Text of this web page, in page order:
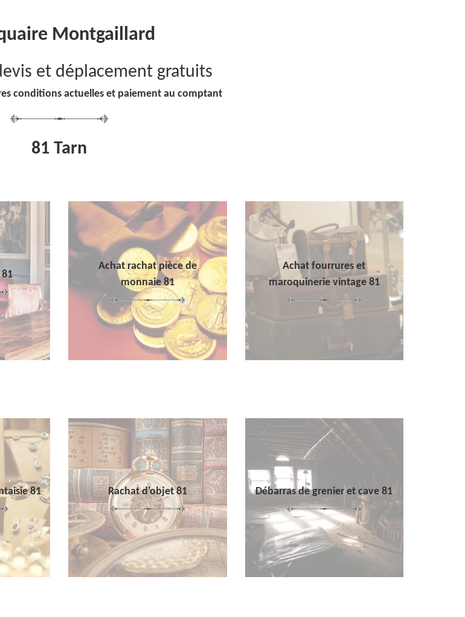
Montgaillard
et déplacement gratuits
conditions actuelles et paiement au comptant
81 Tarn
Achat rachat pièce de
monnaie 81
Achat fourrures et
maroquinerie vintage 81
81 Rachat d'objet 81 Débarras de grenier et cave 81